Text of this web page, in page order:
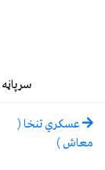
سرپاڼه
عسكري تنخا (
معاش )